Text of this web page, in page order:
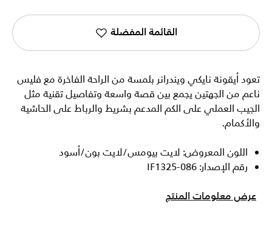
القائمة المفضلة
تعود أيقونة نايكي ويندرانر بلمسة من الراحة الفاخرة مع فليس
ناعم من الجهتين يجمع بين قصة واسعة وتفاصيل تقنية مثل
الجيب العملي على الكم المدعم بشريط والرباط على الحاشية
والأكمام.
اللون المعروض: لايت بيومس/لايت بون/أسود
رقم الإصدار: IF1325-086
عرض معلومات المنتج